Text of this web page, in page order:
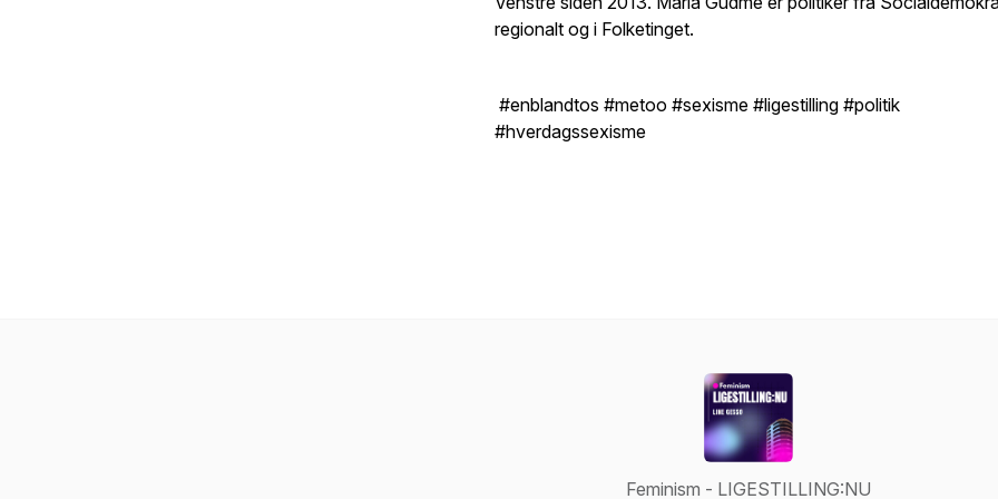
regionalt og i Folketinget.
#enblandtos #metoo #sexisme #ligestilling #politik
#hverdagssexisme
Feminism - LIGESTILLING:NU